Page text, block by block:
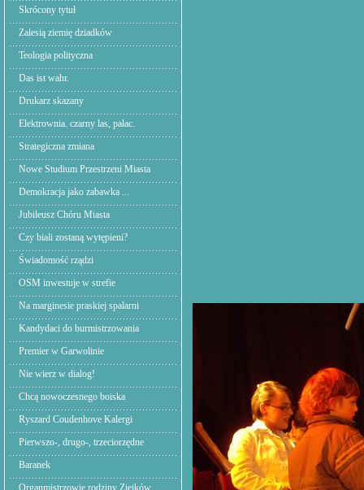
Skrócony tytuł
Zalesią ziemię dziadków
Teologia polityczna
Das ist wahr.
Drukarz skazany
Elektrownia. czarny las, pałac.
Strategiczna zmiana
Nowe Studium Przestrzeni Miasta
Demokracja jako zabawka ...
Jubileusz Chóru Miasta
Czy biali zostaną wytępieni?
Świadomość rządzi
OSM inwestuje w strefie
Na marginesie praskiej spalarni
Kandydaci do burmistrzowania
Premier w Garwolinie
Nie wierz w dialog!
Chcą nowoczesnego boiska
Ryszard Coudenhove Kalergi
Pierwszo-, drugo-, trzeciorzędne
Baranek
Organmistrzowie rodziny Ziejków